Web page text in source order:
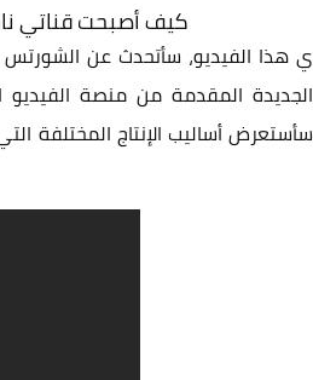
كيف أصبحت قناتي
ي هذا الفيديو، سأتحدث عن
الجديدة المقدمة من منصة
سأستعرض أساليب الإنتاج المختلفة